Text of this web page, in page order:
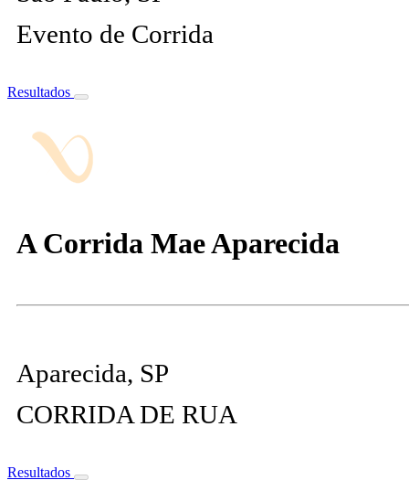
Evento de Corrida
Resultados
A Corrida Mae Aparecida
Aparecida, SP
CORRIDA DE RUA
Resultados